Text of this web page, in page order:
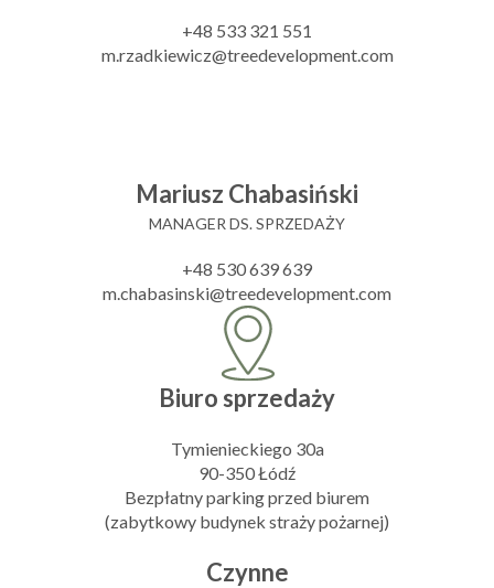
+48 533 321 551
m.rzadkiewicz@treedevelopment.com
Mariusz Chabasiński
MANAGER DS. SPRZEDAŻY
+48 530 639 639
m.chabasinski@treedevelopment.com
Biuro sprzedaży
Tymienieckiego 30a
90-350 Łódź
Bezpłatny parking przed biurem
(zabytkowy budynek straży pożarnej)
Czynne